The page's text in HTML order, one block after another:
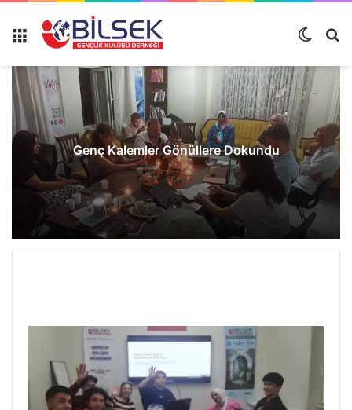
Genç Kalemler Gönüllere Dokundu